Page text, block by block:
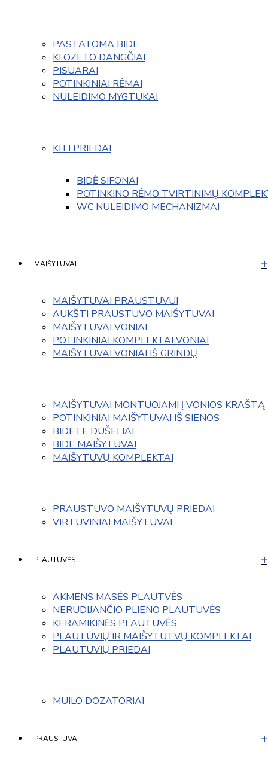
PASTATOMA BIDE
KLOZETO DANGČIAI
PISUARAI
POTINKINIAI RĖMAI
NULEIDIMO MYGTUKAI
KITI PRIEDAI
BIDĖ SIFONAI
POTINKINO RĖMO TVIRTINIMŲ
WC NULEIDIMO MECHANIZMAI
MAIŠYTUVAI
MAIŠYTUVAI PRAUSTUVUI
AUKŠTI PRAUSTUVO MAIŠYTUVAI
MAIŠYTUVAI VONIAI
POTINKINIAI KOMPLEKTAI VONIAI
MAIŠYTUVAI VONIAI IŠ GRINDŲ
MAIŠYTUVAI MONTUOJAMI Į VONIOS KRAŠTĄ
POTINKINIAI MAIŠYTUVAI IŠ SIENOS
BIDETE DUŠELIAI
BIDE MAIŠYTUVAI
MAIŠYTUVŲ KOMPLEKTAI
PRAUSTUVO MAIŠYTUVŲ PRIEDAI
VIRTUVINIAI MAIŠYTUVAI
PLAUTUVĖS
AKMENS MASĖS PLAUTVĖS
NERŪDIJANČIO PLIENO PLAUTUVĖS
KERAMIKINĖS PLAUTUVĖS
PLAUTUVIŲ IR MAIŠYTUTVŲ KOMPLEKTAI
PLAUTUVIŲ PRIEDAI
MUILO DOZATORIAI
PRAUSTUVAI